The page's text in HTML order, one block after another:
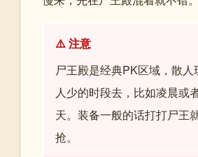
⚠️ 注意
尸王殿是经典PK区域，散人
人少的时段去，比如凌晨或
天。装备一般的话打打尸王
抢。